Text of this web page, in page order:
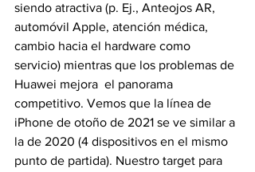
siendo atractiva (p. Ej., Anteojos AR,
automóvil Apple, atención médica,
cambio hacia el hardware como
servicio) mientras que los problemas de
Huawei mejora  el panorama
competitivo. Vemos que la línea de
iPhone de otoño de 2021 se ve similar a
la de 2020 (4 dispositivos en el mismo
punto de partida). Nuestro target para